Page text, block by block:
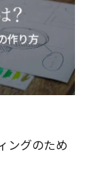
ングのため